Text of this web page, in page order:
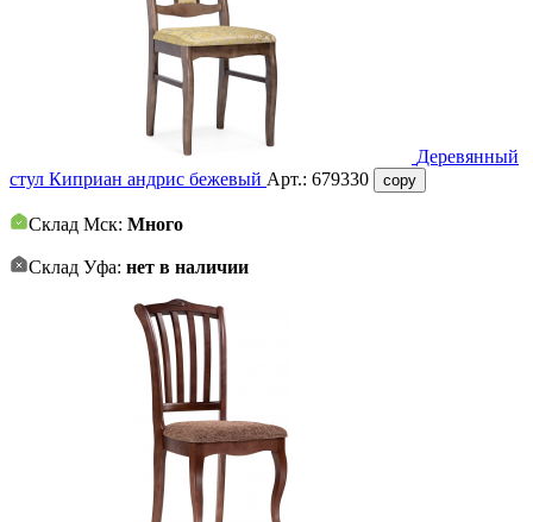
Деревянный
стул Киприан андрис бежевый Арт.: 679330 copy
Склад Мск: Много
Склад Уфа: нет в наличии